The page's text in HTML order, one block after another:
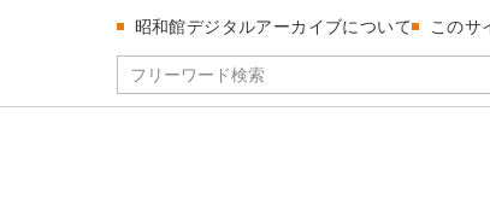
昭和館デジタルアーカイブについて このサ